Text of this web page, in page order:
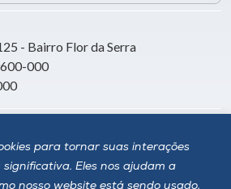
para tornar suas interações
significativa. Eles nos ajudam a
nosso website está sendo usado,
- Bairro Flor da Serra
000